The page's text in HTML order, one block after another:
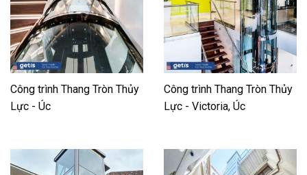
Công trình Thang Tròn Thủy
Lực - Úc
Công trình Thang Tròn Thủy
Lực - Victoria, Úc